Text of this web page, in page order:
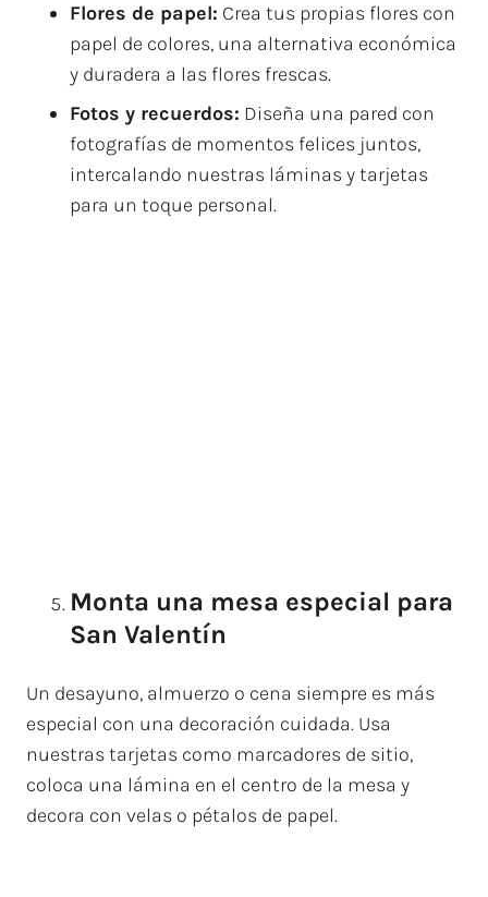
Flores de papel: Crea tus propias flores con
papel de colores, una alternativa económica
y duradera a las flores frescas.
Fotos y recuerdos: Diseña una pared con
fotografías de momentos felices juntos,
intercalando nuestras láminas y tarjetas
para un toque personal.
Monta una mesa especial para
San Valentín
Un desayuno, almuerzo o cena siempre es más
especial con una decoración cuidada. Usa
nuestras tarjetas como marcadores de sitio,
coloca una lámina en el centro de la mesa y
decora con velas o pétalos de papel.